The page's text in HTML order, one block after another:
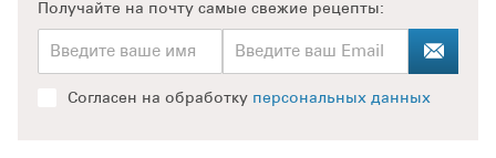
Получайте на почту самые свежие рецепты:
Согласен на обработку персональных данных